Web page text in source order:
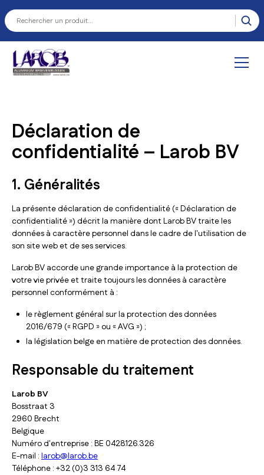
Déclaration de
confidentialité – Larob BV
1. Généralités
La présente déclaration de confidentialité (« Déclaration de
confidentialité ») décrit la manière dont Larob BV traite les
données à caractère personnel dans le cadre de l'utilisation de
son site web et de ses services.
Larob BV accorde une grande importance à la protection de
votre vie privée et traite toujours les données à caractère
personnel conformément à :
le règlement général sur la protection des données
2016/679 (« RGPD » ou « AVG ») ;
la législation belge en matière de protection des données.
Responsable du traitement
Larob BV
Bosstraat 3
2960 Brecht
Belgique
Numéro d'entreprise : BE 0428.126.326
E-mail : larob@larob.be
Téléphone : +32 (0)3 313 64 74